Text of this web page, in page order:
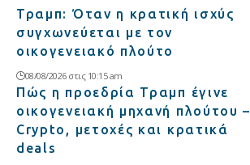
Τραμπ: Όταν η κρατική ισχύς
συγχωνεύεται με τον
οικογενειακό πλούτο
08/08/2026 στις 10:15 am
Πώς η προεδρία Τραμπ έγινε
οικογενειακή μηχανή πλούτου –
Crypto, μετοχές και κρατικά
deals